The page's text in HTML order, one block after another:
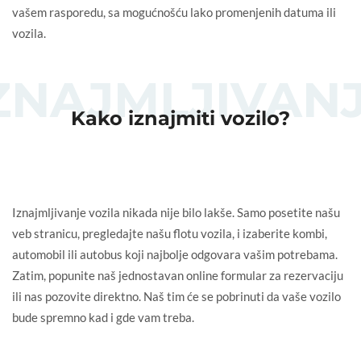
vašem rasporedu, sa mogućnošću lako promenjenih datuma ili
vozila.
Kako iznajmiti vozilo?
Iznajmljivanje vozila nikada nije bilo lakše. Samo posetite našu
veb stranicu, pregledajte našu flotu vozila, i izaberite kombi,
automobil ili autobus koji najbolje odgovara vašim potrebama.
Zatim, popunite naš jednostavan online formular za rezervaciju
ili nas pozovite direktno. Naš tim će se pobrinuti da vaše vozilo
bude spremno kad i gde vam treba.